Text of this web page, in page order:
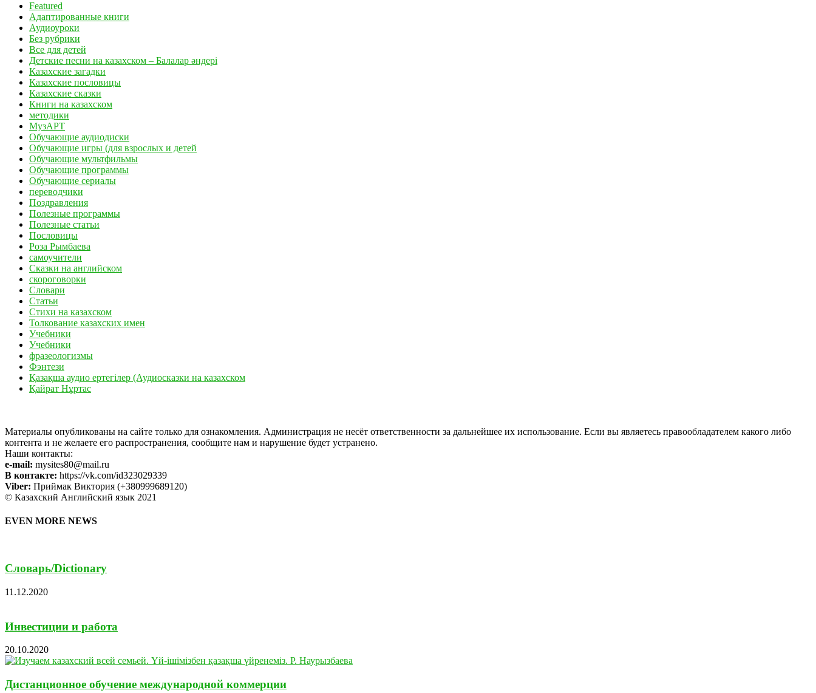
Featured
Адаптированные книги
Аудиоуроки
Без рубрики
Все для детей
Детские песни на казахском – Балалар әндері
Казахские загадки
Казахские пословицы
Казахские сказки
Книги на казахском
методики
МузАРТ
Обучающие аудиодиски
Обучающие игры (для взрослых и детей
Обучающие мультфильмы
Обучающие программы
Обучающие сериалы
переводчики
Поздравления
Полезные программы
Полезные статьи
Пословицы
Роза Рымбаева
самоучители
Сказки на английском
скороговорки
Словари
Статьи
Стихи на казахском
Толкование казахских имен
Учебники
Учебники
фразеологизмы
Фэнтези
Қазақша аудио ертегілер (Аудиосказки на казахском
Қайрат Нұртас
Материалы опубликованы на сайте только для ознакомления. Администрация не несёт ответственности за дальнейшее их использование. Если вы являетесь правообладателем какого либо
контента и не желаете его распространения, сообщите нам и нарушение будет устранено.
Наши контакты:
e-mail: mysites80@mail.ru
В контакте: https://vk.com/id323029339
Viber: Приймак Виктория (+380999689120)
© Казахский Английский язык 2021
EVEN MORE NEWS
Cловарь/Dictionary
11.12.2020
Инвестиции и работа
20.10.2020
Дистанционное обучение международной коммерции